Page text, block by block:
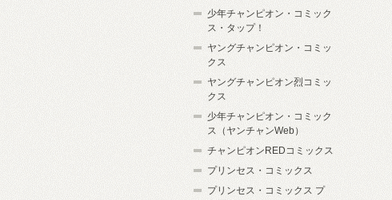
少年チャンピオン・コミック
ス・タップ！
ヤングチャンピオン・コミッ
クス
ヤングチャンピオン烈コミッ
クス
少年チャンピオン・コミック
ス（ヤンチャンWeb）
チャンピオンREDコミックス
プリンセス・コミックス
プリンセス・コミックス プ